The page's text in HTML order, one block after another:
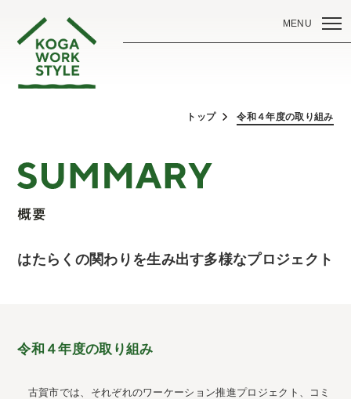
MENU
トップ 令和４年度の取り組み
はたらくの関わりを生み出す多様なプロジェクト
令和４年度の取り組み
古賀市では、それぞれのワーケーション推進プロジェクト、コミ